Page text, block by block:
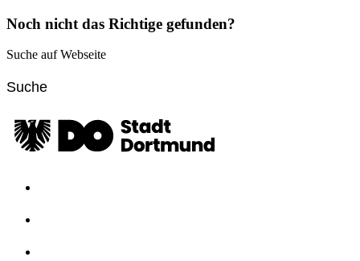
Noch nicht das Richtige gefunden?
Suche auf Webseite